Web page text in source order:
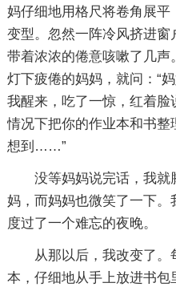
妈仔细地用格尺将卷角展
变型。忽然一阵冷风挤进窗
带着浓浓的倦意咳嗽了几
灯下疲倦的妈妈，就问：“
我醒来，吃了一惊，红着脸
情况下把你的作业本和书
想到……”
没等妈妈说完话，我
妈，而妈妈也微笑了一下。
度过了一个难忘的夜晚。
从那以后，我改变了
本，仔细地从手上放进书